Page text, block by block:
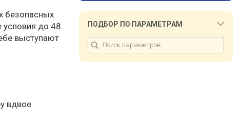
безопасных
условия до 48
выступают
вдвое
ПОДБОР ПО ПАРАМЕТРАМ